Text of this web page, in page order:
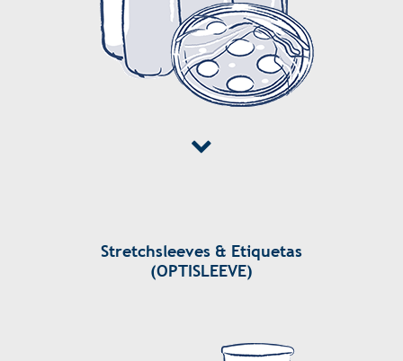
Stretchsleeves & Etiquetas
(OPTISLEEVE)